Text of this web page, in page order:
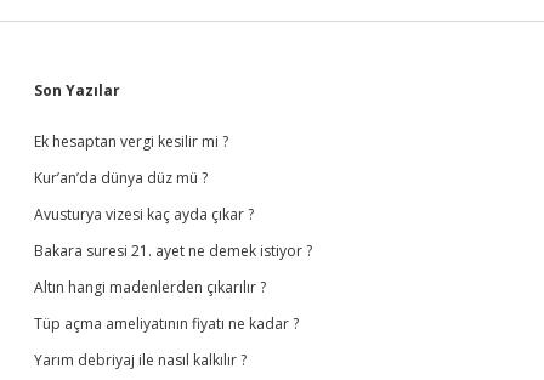
Sidebar
Son Yazılar
Ek hesaptan vergi kesilir mi ?
Kur’an’da dünya düz mü ?
Avusturya vizesi kaç ayda çıkar ?
Bakara suresi 21. ayet ne demek istiyor ?
Altın hangi madenlerden çıkarılır ?
Tüp açma ameliyatının fiyatı ne kadar ?
Yarım debriyaj ile nasıl kalkılır ?